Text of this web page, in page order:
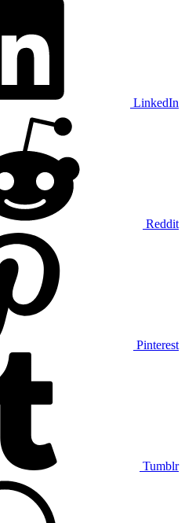
LinkedIn
Reddit
Pinterest
Tumblr